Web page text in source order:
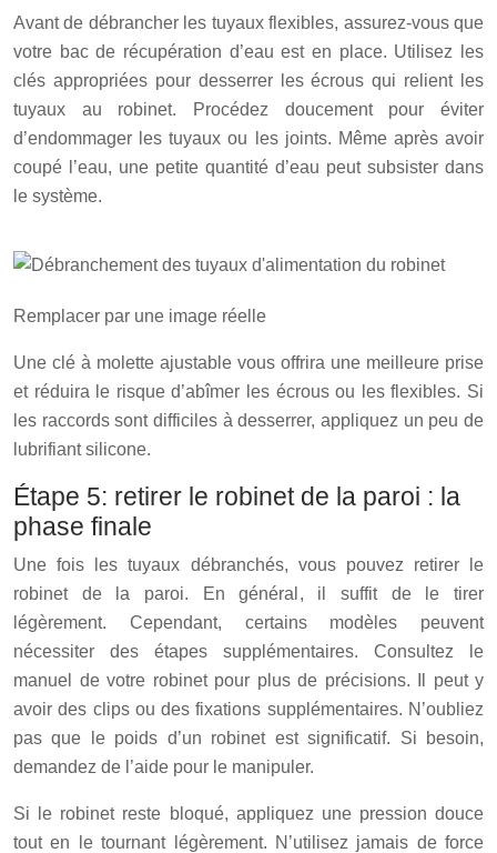
Avant de débrancher les tuyaux flexibles, assurez-vous que
votre bac de récupération d’eau est en place. Utilisez les
clés appropriées pour desserrer les écrous qui relient les
tuyaux au robinet. Procédez doucement pour éviter
d’endommager les tuyaux ou les joints. Même après avoir
coupé l’eau, une petite quantité d’eau peut subsister dans
le système.
Remplacer par une image réelle
Une clé à molette ajustable vous offrira une meilleure prise
et réduira le risque d’abîmer les écrous ou les flexibles. Si
les raccords sont difficiles à desserrer, appliquez un peu de
lubrifiant silicone.
Étape 5: retirer le robinet de la paroi : la
phase finale
Une fois les tuyaux débranchés, vous pouvez retirer le
robinet de la paroi. En général, il suffit de le tirer
légèrement. Cependant, certains modèles peuvent
nécessiter des étapes supplémentaires. Consultez le
manuel de votre robinet pour plus de précisions. Il peut y
avoir des clips ou des fixations supplémentaires. N’oubliez
pas que le poids d’un robinet est significatif. Si besoin,
demandez de l’aide pour le manipuler.
Si le robinet reste bloqué, appliquez une pression douce
tout en le tournant légèrement. N’utilisez jamais de force